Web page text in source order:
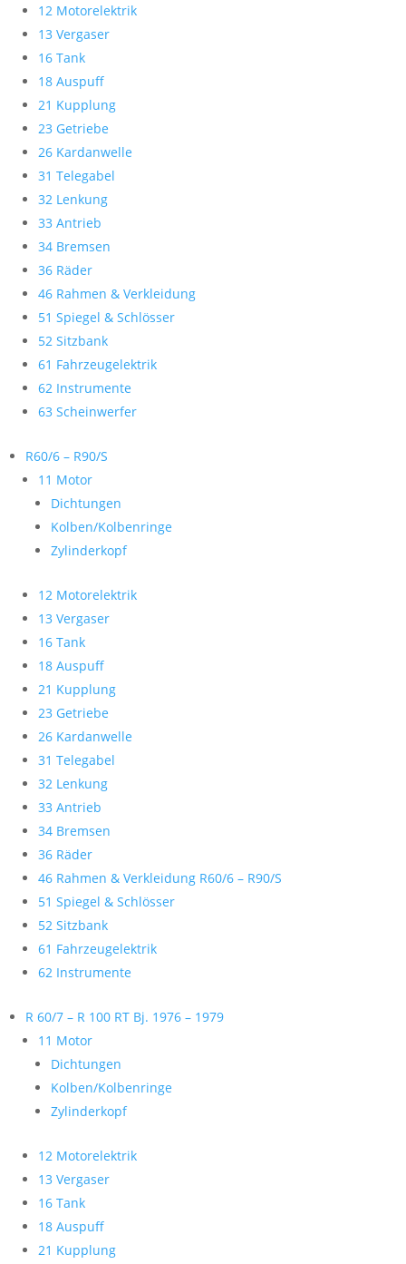
12 Motorelektrik
13 Vergaser
16 Tank
18 Auspuff
21 Kupplung
23 Getriebe
26 Kardanwelle
31 Telegabel
32 Lenkung
33 Antrieb
34 Bremsen
36 Räder
46 Rahmen & Verkleidung
51 Spiegel & Schlösser
52 Sitzbank
61 Fahrzeugelektrik
62 Instrumente
63 Scheinwerfer
R60/6 – R90/S
11 Motor
Dichtungen
Kolben/Kolbenringe
Zylinderkopf
12 Motorelektrik
13 Vergaser
16 Tank
18 Auspuff
21 Kupplung
23 Getriebe
26 Kardanwelle
31 Telegabel
32 Lenkung
33 Antrieb
34 Bremsen
36 Räder
46 Rahmen & Verkleidung R60/6 – R90/S
51 Spiegel & Schlösser
52 Sitzbank
61 Fahrzeugelektrik
62 Instrumente
R 60/7 – R 100 RT Bj. 1976 – 1979
11 Motor
Dichtungen
Kolben/Kolbenringe
Zylinderkopf
12 Motorelektrik
13 Vergaser
16 Tank
18 Auspuff
21 Kupplung